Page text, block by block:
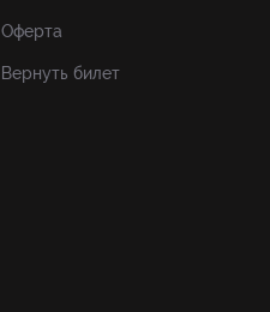
Оферта
Вернуть билет